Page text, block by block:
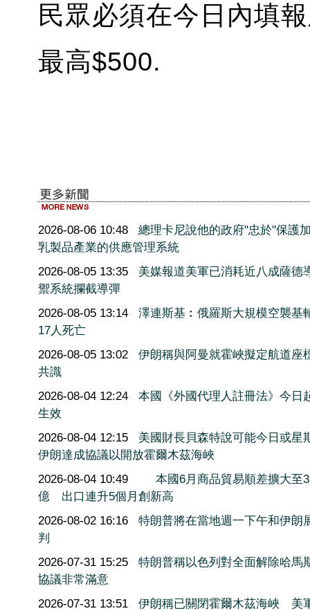
民眾必須在今日內填
最高$500.
2026-08-06 10:48
總理卡尼說他的政府''忠於''保護
乳製品產業的供應管理系統
2026-08-05 13:35
美媒報道美軍已消耗近八成薩德
禦系統攔截導彈
2026-08-05 13:14
澤連斯基︰俄羅斯大規模空襲基
17人死亡
2026-08-05 13:02
伊朗稱與阿曼就霍峽擬定航道座
共識
2026-08-04 12:24
本國《外國代理人註冊法》今日
生效
2026-08-04 12:15
美國財長貝森特說可能今日或星
伊朗達成協議以開放霍爾木茲海峽
2026-08-04 10:49
本國6月商品貿易順差擴大至
億 出口連升5個月創新高
2026-08-02 16:16
特朗普將在當地週一下午和伊朗
判
2026-07-31 15:25
特朗普稱以色列對全面解除哈馬
協議非常滿意
2026-07-31 13:51
伊朗稱已關閉霍爾木茲海峽 美